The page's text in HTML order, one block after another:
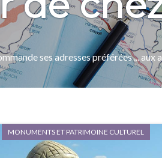
ses adresses préférées ...
MONUMENTS ET PATRIMOINE CULTUREL